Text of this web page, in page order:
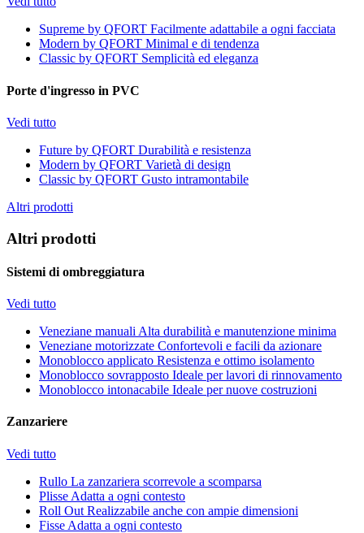
Supreme by QFORT Facilmente adattabile a ogni facciata
Modern by QFORT Minimal e di tendenza
Classic by QFORT Semplicità ed eleganza
Porte d'ingresso in PVC
Vedi tutto
Future by QFORT Durabilità e resistenza
Modern by QFORT Varietà di design
Classic by QFORT Gusto intramontabile
Altri prodotti
Altri prodotti
Sistemi di ombreggiatura
Vedi tutto
Veneziane manuali Alta durabilità e manutenzione minima
Veneziane motorizzate Confortevoli e facili da azionare
Monoblocco applicato Resistenza e ottimo isolamento
Monoblocco sovrapposto Ideale per lavori di rinnovamento
Monoblocco intonacabile Ideale per nuove costruzioni
Zanzariere
Vedi tutto
Rullo La zanzariera scorrevole a scomparsa
Plisse Adatta a ogni contesto
Roll Out Realizzabile anche con ampie dimensioni
Fisse Adatta a ogni contesto